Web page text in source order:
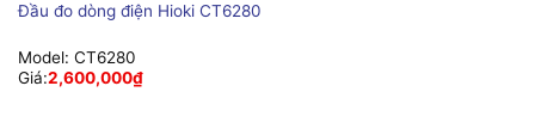
Đầu đo dòng điện Hioki CT6280
Model: CT6280
Giá:2,600,000₫